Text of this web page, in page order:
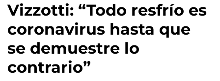
Vizzotti: “Todo resfrío es
coronavirus hasta que
se demuestre lo
contrario”